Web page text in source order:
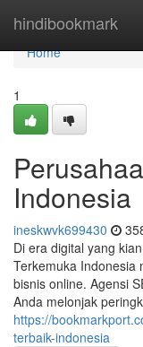
hindibookmark
Home
Home
1
Indonesia
ineskwvk699430
Di era digital yang
Terkemuka Indonesia
bisnis online. Agensi
Anda melonjak
https://
terbaik-indonesia